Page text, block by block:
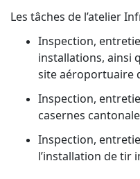
Les tâches de l’atelier
Inspection,
installations, ainsi
site aéroportuaire
Inspection,
casernes
Inspection,
l’installation de tir